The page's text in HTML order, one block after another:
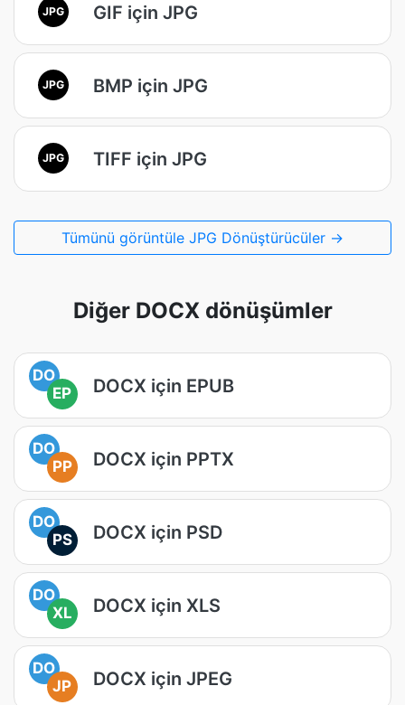
JPG GIF için JPG
JPG BMP için JPG
JPG TIFF için JPG
Tümünü görüntüle JPG Dönüştürücüler →
Diğer DOCX dönüşümler
DO
EP
DOCX için EPUB
DO
PP
DOCX için PPTX
DO
PS
DOCX için PSD
DO
XL
DOCX için XLS
DO
JP
DOCX için JPEG